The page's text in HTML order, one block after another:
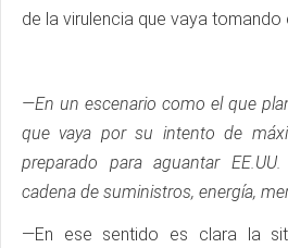
de la virulencia que vaya tomando
—En un escenario como el que
que vaya por su intento de
preparado para aguantar
cadena de suministros, energía,
—En ese sentido es clara la